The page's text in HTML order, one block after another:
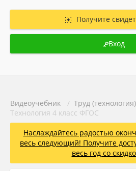
Получите
Вход
Видеоучебник / Труд (технология)
Технология 4 класс ФГОС
Наслаждайтесь радостью
весь следующий! Получите
весь год со